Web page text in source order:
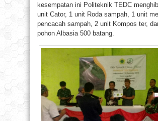
kesempatan ini Politeknik TEDC
unit Cator, 1 unit Roda sampah, 1 unit
pencacah sampah, 2 unit Kompos ter,
pohon Albasia 500 batang.